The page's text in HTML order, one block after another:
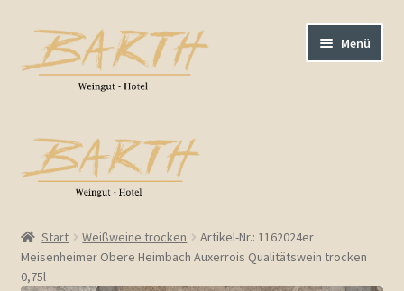
Zur
Navigation
springen
Zum
Inhalt
springen
Menü
Barrierefreiheit
Warenkorb
Start Weißweine trocken
Artikel-Nr.: 1162024er
Meisenheimer Obere Heimbach Auxerrois Qualitätswein trocken
0,75l